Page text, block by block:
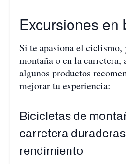
Excursiones en
Si te apasiona el ciclismo,
montaña o en la carretera,
algunos productos
mejorar tu experiencia:
Bicicletas de
carretera
rendimiento